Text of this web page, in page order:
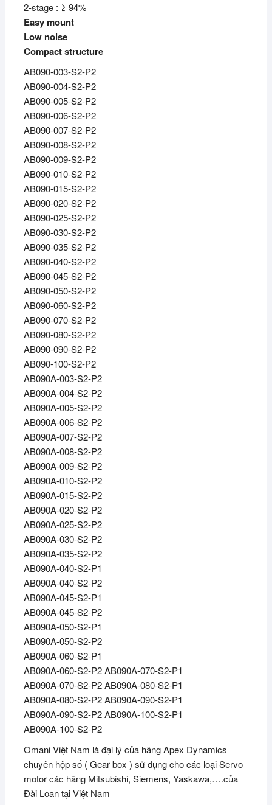
2-stage : ≥ 94%
Easy mount
Low noise
Compact structure
AB090-003-S2-P2
AB090-004-S2-P2
AB090-005-S2-P2
AB090-006-S2-P2
AB090-007-S2-P2
AB090-008-S2-P2
AB090-009-S2-P2
AB090-010-S2-P2
AB090-015-S2-P2
AB090-020-S2-P2
AB090-025-S2-P2
AB090-030-S2-P2
AB090-035-S2-P2
AB090-040-S2-P2
AB090-045-S2-P2
AB090-050-S2-P2
AB090-060-S2-P2
AB090-070-S2-P2
AB090-080-S2-P2
AB090-090-S2-P2
AB090-100-S2-P2
AB090A-003-S2-P2
AB090A-004-S2-P2
AB090A-005-S2-P2
AB090A-006-S2-P2
AB090A-007-S2-P2
AB090A-008-S2-P2
AB090A-009-S2-P2
AB090A-010-S2-P2
AB090A-015-S2-P2
AB090A-020-S2-P2
AB090A-025-S2-P2
AB090A-030-S2-P2
AB090A-035-S2-P2
AB090A-040-S2-P1
AB090A-040-S2-P2
AB090A-045-S2-P1
AB090A-045-S2-P2
AB090A-050-S2-P1
AB090A-050-S2-P2
AB090A-060-S2-P1
AB090A-060-S2-P2 AB090A-070-S2-P1
AB090A-070-S2-P2 AB090A-080-S2-P1
AB090A-080-S2-P2 AB090A-090-S2-P1
AB090A-090-S2-P2 AB090A-100-S2-P1
AB090A-100-S2-P2
Omani Việt Nam là đại lý của hãng Apex Dynamics
chuyên hộp số ( Gear box ) sử dụng cho các loại Servo
motor các hãng Mitsubishi, Siemens, Yaskawa,….của
Đài Loan tại Việt Nam